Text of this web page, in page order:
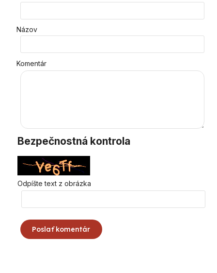
Názov
Komentár
Bezpečnostná kontrola
Odpíšte text z obrázka
Poslať komentár